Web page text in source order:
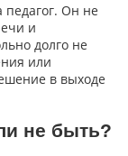
педагог. Он не
и
долго не
или
в выходе
не быть?